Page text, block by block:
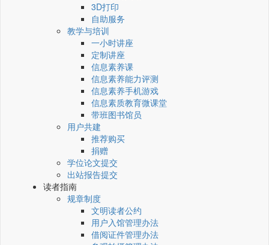
3D打印
自助服务
教学与培训
一小时讲座
定制讲座
信息素养课
信息素养能力评测
信息素养手机游戏
信息素质教育微课堂
带班图书馆员
用户共建
推荐购买
捐赠
学位论文提交
出站报告提交
读者指南
规章制度
文明读者公约
用户入馆管理办法
借阅证件管理办法